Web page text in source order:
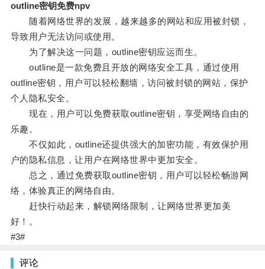
outline密钥免费npv
随着网络世界的发展，越来越多的网站和应用被封锁，
导致用户无法访问或使用。
为了解决这一问题，outline密钥应运而生。
outline是一款免费且开放的网络安全工具，通过使用
outline密钥，用户可以轻松翻墙，访问被封锁的网站，保护
个人隐私安全。
现在，用户可以免费获取outline密钥，享受网络自由的
乐趣。
不仅如此，outline还提供强大的加密功能，有效保护用
户的隐私信息，让用户在网络世界中更加安全。
总之，通过免费获取outline密钥，用户可以轻松畅游网
络，体验真正的网络自由。
赶快行动起来，解锁网络限制，让网络世界更加美
好！。
#3#
评论